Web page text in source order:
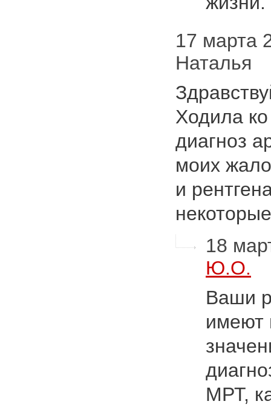
17 марта
Наталья
Ходила
диагноз
моих
и
18
Ю.О.
Ваши
имеют
МРТ,